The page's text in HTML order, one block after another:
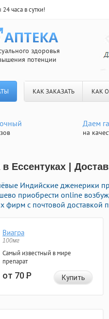
часа в сутки!
здоровья
потенции
КАК ЗАКАЗАТЬ КАК
Даем
на
Ессентуках |
Индийские дженерики
приобрести online
фирм с почтовой доставкой
Виагра
100мг
Самый известный в мире
препарат
от 70Р Купить